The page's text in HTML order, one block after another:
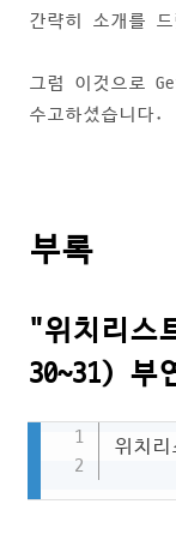
간략히 소개를 드
그럼 이것으로
수고하셨습니다.
부록
"위치리스
30~31) 부
위치리